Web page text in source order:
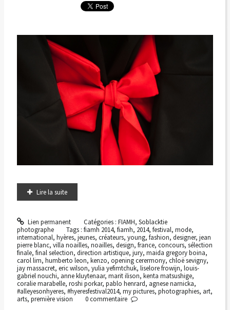
Lire la suite
Lien permanent Catégories : FIAMH, Soblacktie
photographe
Tags :fiamh 2014,fiamh, 2014,festival,mode,
international, hyères, jeunes, créateurs, young, fashion, designer, jean
pierre blanc, villa noailles, noailles, design, france, concours, sélection
finale, final selection, direction artistique, jury, maida gregory boina,
carol lim, humberto leon, kenzo, opening cerermony, chloë sevigny,
jay massacret, eric wilson, yulia yefimtchuk, liselore frowijn, louis-
gabriel nouchi, anne kluytenaar, marit ilison, kenta matsushige,
coralie marabelle, roshi porkar, pablo henrard, agnese narnicka,
#alleyesonhyeres, #hyeresfestival2014, my pictures, photographies, art,
arts, première vision 0commentaire